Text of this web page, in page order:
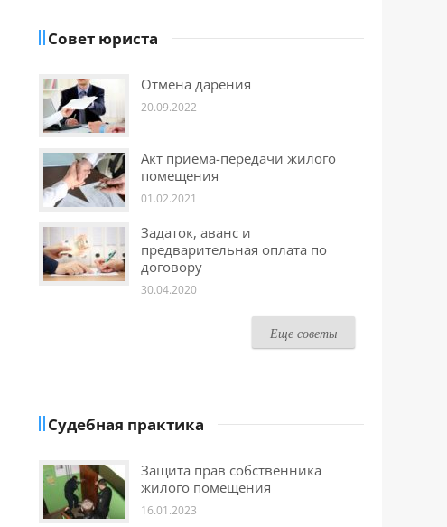
Совет юриста
Отмена дарения
20.09.2022
Акт приема-передачи жилого
помещения
01.02.2021
Задаток, аванс и
предварительная оплата по
договору
30.04.2020
Еще советы
Судебная практика
Защита прав собственника
жилого помещения
16.01.2023